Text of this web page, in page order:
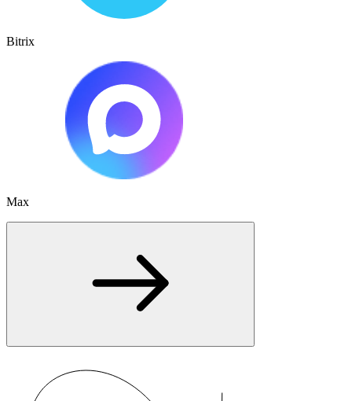
Bitrix
Max